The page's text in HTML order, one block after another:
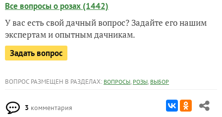
Все вопросы о розах (1442)
У вас есть свой дачный вопрос? Задайте его нашим
экспертам и опытным дачникам.
Задать вопрос
ВОПРОС РАЗМЕЩЕН В РАЗДЕЛАХ: ВОПРОСЫ, РОЗЫ, ВЫБОР
3 комментария